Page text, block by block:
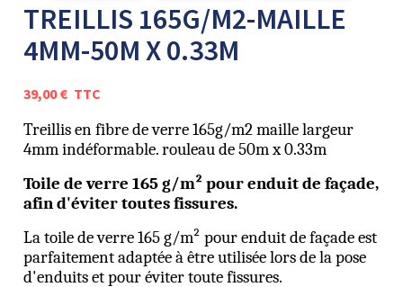
TREILLIS 165G/M2-MAILLE
4MM-50M X 0.33M
39,00 € TTC
Treillis en fibre de verre 165g/m2 maille largeur
4mm indéformable. rouleau de 50m x 0.33m
Toile de verre 165 g/m² pour enduit de façade,
afin d'éviter toutes fissures.
La toile de verre 165 g/m² pour enduit de façade est
parfaitement adaptée à être utilisée lors de la pose
d'enduits et pour éviter toute fissures.